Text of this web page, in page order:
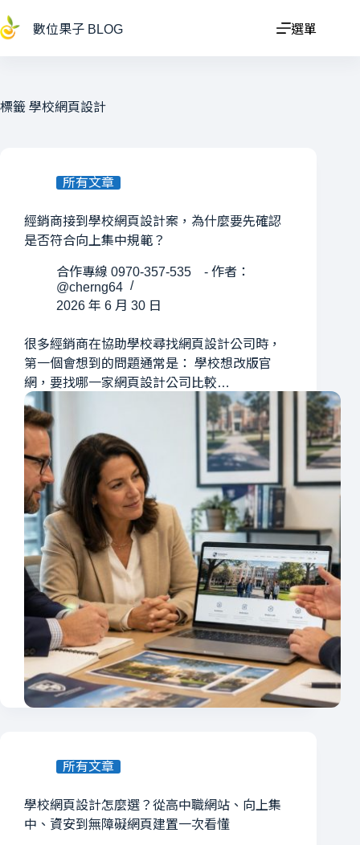
至
容
數位果子 BLOG 選單
標籤 學校網頁設計
所有文章
經銷商接到學校網頁設計案，為什麼要先確認
是否符合向上集中規範？
合作專線 0970-357-535 - 作者：
@cherng64
2026 年 6 月 30 日
很多經銷商在協助學校尋找網頁設計公司時，
第一個會想到的問題通常是： 學校想改版官
網，要找哪一家網頁設計公司比較…
所有文章
學校網頁設計怎麼選？從高中職網站、向上集
中、資安到無障礙網頁建置一次看懂